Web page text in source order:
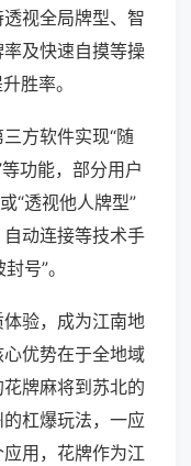
视全局牌型、智
及快速自摸等操
胜率。
方软件实现“随
功能，部分用户
“透视他人牌型”
动连接等技术手
号”。
验，成为江南地
优势在于全地域
牌麻将到苏北的
杠爆玩法，一应
用，花牌作为江